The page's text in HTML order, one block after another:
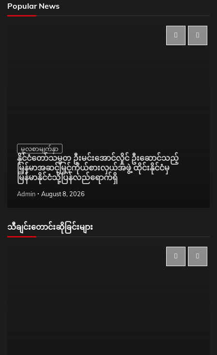
Popular News
မူလစာမျက်နှာ
နိုင်ငံတော်သမ္မတ ဦးမင်းအောင်လှိုင် ဦးဆောင်သည့်
မြန်မာအဆင့်မြင့်ကိုယ်စားလှယ်အဖွဲ့ ထိုင်းနိုင်ငံမှ
မြန်မာနိုင်ငံသို့ပြန်လည်ရောက်ရှိ
Admin August 8, 2026
သီချင်းတောင်းဆိုခြင်းများ